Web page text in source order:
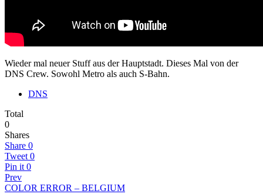
Wieder mal neuer Stuff aus der Hauptstadt. Dieses Mal von der
DNS Crew. Sowohl Metro als auch S-Bahn.
DNS
Total
0
Shares
Share 0
Tweet 0
Pin it 0
Prev
COLOR ERROR – BELGIUM